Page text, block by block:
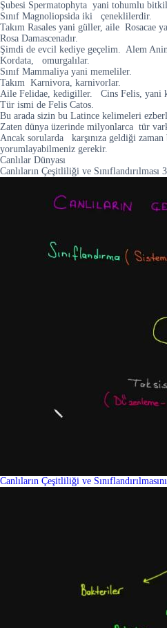
Şubesi Spermatophyta yani tohumlu
Sınıf Magnoliopsida iki çeneklilerdir.
Takım Rasales yani güller, aile Rosacae
Rosa Damascenadır.
Şimdi de evcil kediye geçelim. Alem
Kordata, omurgalılar.
Sınıf Mammaliya yani memeliler.
Takım Karnivora, karnivorlar.
Aile Felidae, kedigiller. Cins Felis, yani
Tür ismi de Felis Catos.
Bu arada sizin bu Latince kelimeleri
Zaten dünya üzerinde milyonlarca tür
Ancak sorularda karşınıza geldiği
yorumlayabilmeniz gerekir.
Canlılar Dünyası
Canlıların Çeşitliliği ve Sınıflandırılması 3
Canlıların Çeşitliliği ve